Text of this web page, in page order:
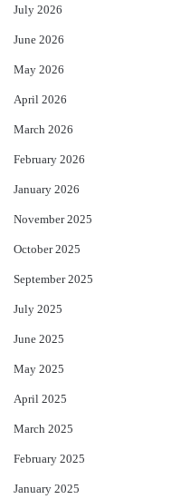
July 2026
June 2026
May 2026
April 2026
March 2026
February 2026
January 2026
November 2025
October 2025
September 2025
July 2025
June 2025
May 2025
April 2025
March 2025
February 2025
January 2025